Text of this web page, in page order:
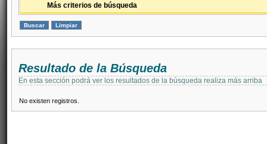
Más criterios de búsqueda
Resultado de la Búsqueda
En esta sección podrá ver los resultados de la búsqueda realiza más arriba
No existen registros.